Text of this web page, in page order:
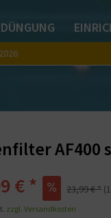
AF400
€ * 23,99 € *
zzgl. Versandkosten